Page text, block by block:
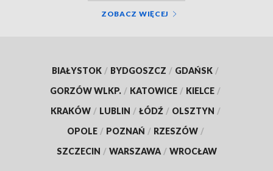
ZOBACZ WIĘCEJ
BIAŁYSTOK / BYDGOSZCZ / GDAŃSK /
GORZÓW WLKP. / KATOWICE / KIELCE /
KRAKÓW / LUBLIN / ŁÓDŹ / OLSZTYN /
OPOLE / POZNAŃ / RZESZÓW /
SZCZECIN / WARSZAWA / WROCŁAW